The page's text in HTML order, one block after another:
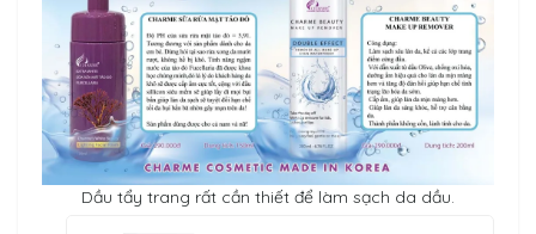
Dầu tẩy trang rất cần thiết để làm sạch da dầu.